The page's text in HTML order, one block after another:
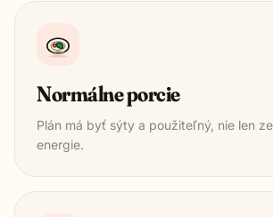
Normálne porcie
Plán má byť sýty a použiteľný, nie len
energie.